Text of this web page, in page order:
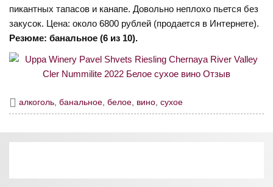
пикантных тапасов и канапе. Довольно неплохо пьется без
закусок. Цена: около 6800 рублей (продается в Интернете).
Резюме: банальное (6 из 10).
алкоголь,банальное,белое, вино,сухое